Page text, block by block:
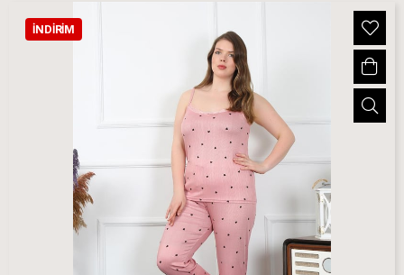
İNDIRIM